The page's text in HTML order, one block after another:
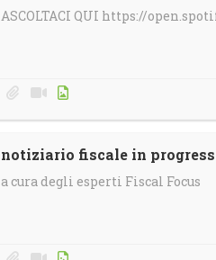
ASCOLTACI QUI https://
notiziario fiscale in progress
a cura degli esperti Fiscal Focus